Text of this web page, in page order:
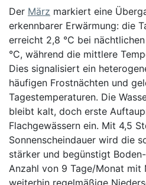
Der März markiert eine
erkennbarer Erwärmung: die
erreicht 2,8 °C bei
°C, während die mittlere
Dies signalisiert ein
häufigen Frostnächten und
Tagestemperaturen. Die
bleibt kalt, doch erste
Flachgewässern ein. Mit 4,5
Sonnenscheindauer wird die
stärker und begünstigt
Anzahl von 9 Tage/Monat mit
weiterhin regelmäßige